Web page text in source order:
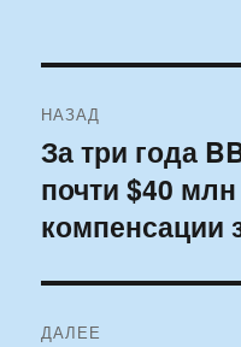
по
записям
НАЗАД
Предыдущая
запись:
За три года
почти $40
компенсации
ДАЛЕЕ